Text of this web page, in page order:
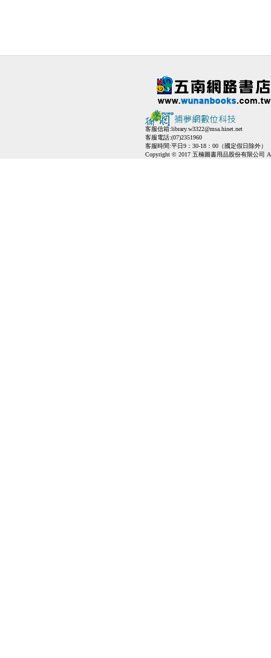
客服信箱:library.w3322@msa.hinet.net
客服電話:(07)2351960
客服時間:平日9：30-18：00（國定假日除外）
Copyright © 2017 五楠圖書用品股份有限公司